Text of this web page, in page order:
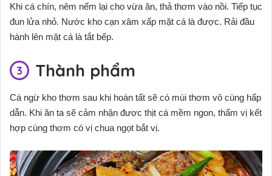
Khi cá chín, nêm nếm lại cho vừa ăn, thả thơm vào nồi. Tiếp tục
đun lửa nhỏ. Nước kho cạn xâm xấp mặt cá là được. Rải đầu
hành lên mặt cá là tắt bếp.
Thành phẩm
Cá ngừ kho thơm sau khi hoàn tất sẽ có mùi thơm vô cùng hấp
dẫn. Khi ăn ta sẽ cảm nhận được thịt cá mềm ngon, thấm vị kết
hợp cùng thơm có vị chua ngọt bắt vị.